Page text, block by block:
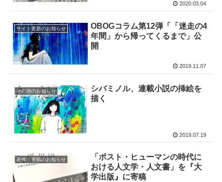
2020.03.04
サイト更新のお知らせ
OBOGコラム第12弾「「迷走の4
年間」から帰ってくるまで」公
開
2019.11.07
その他のお知らせ
シバミノル、連載小説の挿絵を
描く
2019.07.19
著作・寄稿のお知らせ
「ポスト・ヒューマンの時代に
おける人文学・人文書」を『大
学出版』に寄稿